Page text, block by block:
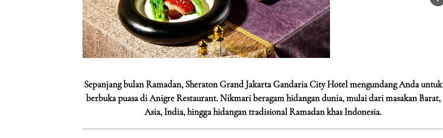
Sepanjang bulan Ramadan, Sheraton Grand Jakarta Gandaria City Hotel mengundang Anda untuk
berbuka puasa di Anigre Restaurant. Nikmari beragam hidangan dunia, mulai dari masakan Barat,
Asia, India, hingga hidangan tradisional Ramadan khas Indonesia.